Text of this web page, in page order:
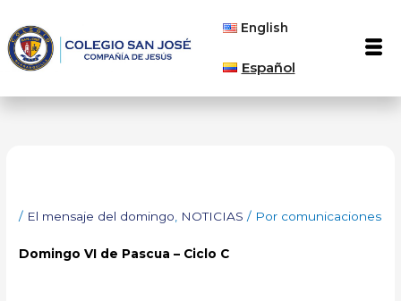
contenido
English
Español
/ El mensaje del domingo NOTICIAS / Por comunicaciones
Domingo VI de Pascua – Ciclo C